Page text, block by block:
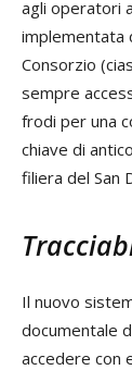
agli operatori
implementata
Consorzio
sempre
frodi per una
chiave di
filiera del San
Il nuovo
documentale
accedere con